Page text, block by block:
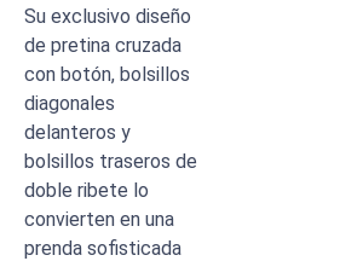
Su exclusivo diseño
de pretina cruzada
con botón, bolsillos
diagonales
delanteros y
bolsillos traseros de
doble ribete lo
convierten en una
prenda sofisticada